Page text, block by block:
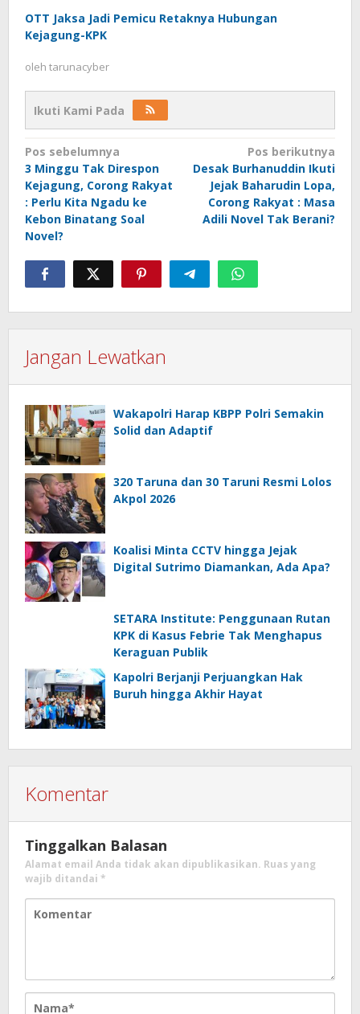
OTT Jaksa Jadi Pemicu Retaknya Hubungan
Kejagung-KPK
oleh tarunacyber
Ikuti Kami Pada
Navigasi
pos
Pos sebelumnya
3 Minggu Tak Direspon
Kejagung, Corong Rakyat
: Perlu Kita Ngadu ke
Kebon Binatang Soal
Novel?
Pos berikutnya
Desak Burhanuddin Ikuti
Jejak Baharudin Lopa,
Corong Rakyat : Masa
Adili Novel Tak Berani?
Jangan Lewatkan
Wakapolri Harap KBPP Polri Semakin
Solid dan Adaptif
320 Taruna dan 30 Taruni Resmi Lolos
Akpol 2026
Koalisi Minta CCTV hingga Jejak
Digital Sutrimo Diamankan, Ada Apa?
SETARA Institute: Penggunaan Rutan
KPK di Kasus Febrie Tak Menghapus
Keraguan Publik
Kapolri Berjanji Perjuangkan Hak
Buruh hingga Akhir Hayat
Komentar
Tinggalkan Balasan
Alamat email Anda tidak akan dipublikasikan. Ruas yang
wajib ditandai *